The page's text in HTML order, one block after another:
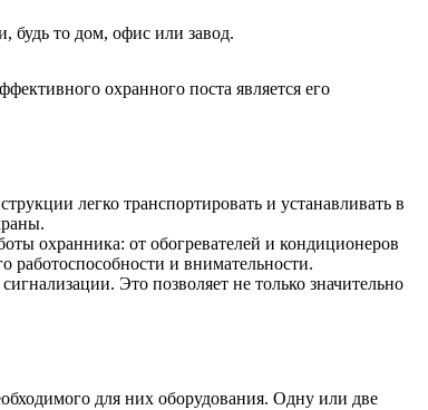
будь то дом, офис или завод.
охранного поста является его
легко транспортировать и устанавливать в
охранника: от обогревателей и кондиционеров
и внимательности.
Это позволяет не только значительно
для них оборудования. Одну или две